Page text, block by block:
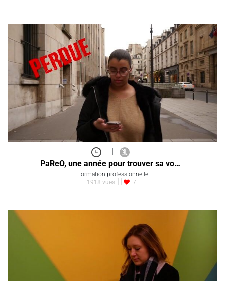
|
PaReO, une année pour trouver sa vo…
Formation professionnelle
1918 vues
7